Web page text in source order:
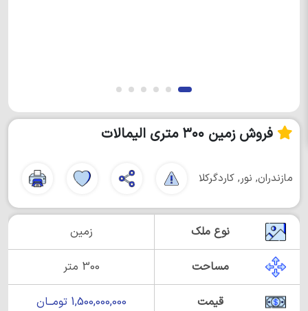
فروش زمین ۳۰۰ متری الیمالات
مازندران, نور, کاردگرکلا
نوع ملک زمین
مساحت 300 متر
قیمت 1,500,000,000 تومــان